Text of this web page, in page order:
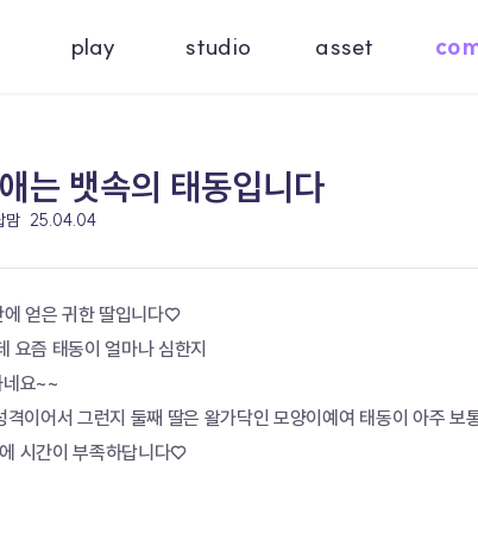
play studio asset
는 뱃속의 태동입니다
맘 25.04.04
얻은 귀한 딸입니다♡
요즘 태동이 얼마나 심한지
네요~~
격이어서 그런지 둘째 딸은 왈가닥인 모양이예여 태동이 아주 보
시간이 부족하답니다♡